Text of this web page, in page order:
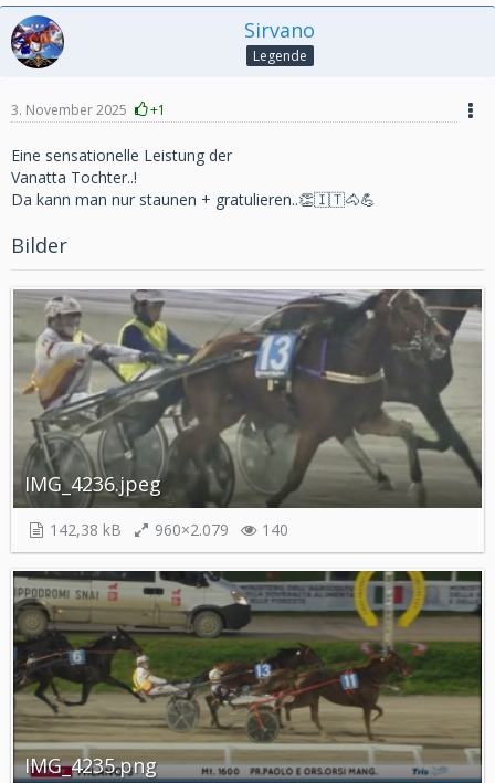
Sirvano
Legende
3. November 2025 +1
Eine sensationelle Leistung der
Vanatta Tochter..!
Da kann man nur staunen + gratulieren..👏🇮🇹🐴💪
Bilder
IMG_4236.jpeg
142,38 kB 960×2.079 140
IMG_4235.png